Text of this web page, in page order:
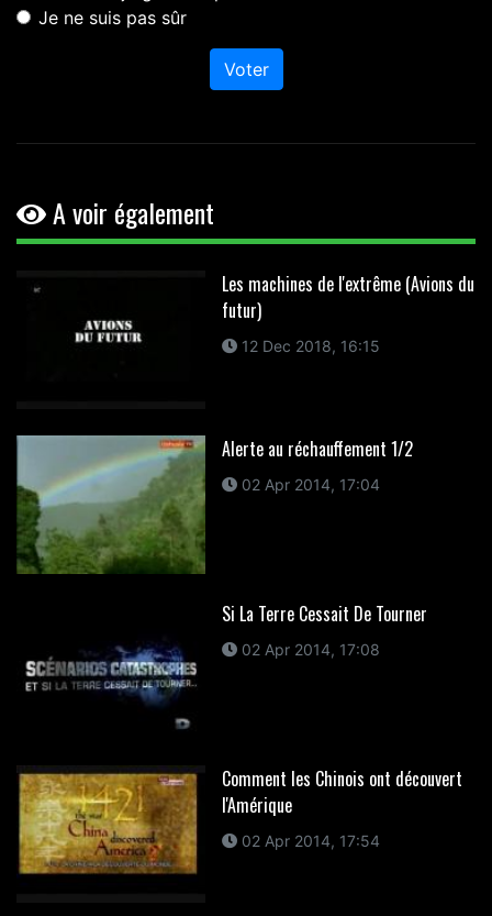
Je ne suis pas sûr
Voter
A voir également
Les machines de l'extrême (Avions du
futur)
12 Dec 2018, 16:15
Alerte au réchauffement 1/2
02 Apr 2014, 17:04
Si La Terre Cessait De Tourner
02 Apr 2014, 17:08
Comment les Chinois ont découvert
l'Amérique
02 Apr 2014, 17:54